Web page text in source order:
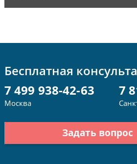
Бесплатная
7 499 938-42-63
Москва
7
Задать вопрос